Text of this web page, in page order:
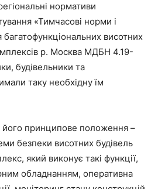
нормативи
«Тимчасові норми і
висотних
р. Москва МДБН 4.19-
будівельники та
таку необхідну їм
його принципове положення –
безпеки висотних будівель
який виконує такі функції,
обладнанням, оперативна